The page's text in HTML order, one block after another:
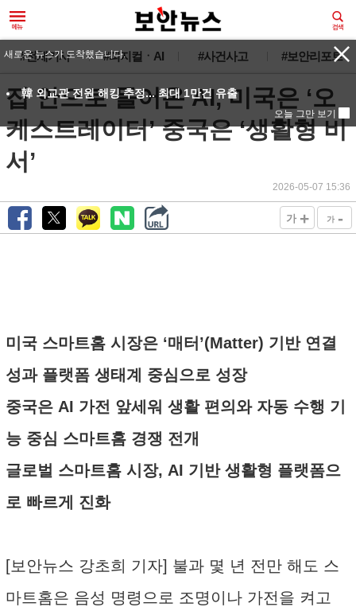
#전체기사 #피지컬ㆍAI #사건사고 #보안리포트
집 안으로 들어온 AI, 미국은 ‘오
케스트레이터’ 중국은 ‘생활형 비
서’
2026-05-07 15:36
가 + 가 -
미국 스마트홈 시장은 ‘매터’(Matter) 기반 연결
성과 플랫폼 생태계 중심으로 성장
중국은 AI 가전 앞세워 생활 편의와 자동 수행 기
능 중심 스마트홈 경쟁 전개
글로벌 스마트홈 시장, AI 기반 생활형 플랫폼으
로 빠르게 진화
[보안뉴스 강초희 기자] 불과 몇 년 전만 해도 스
마트홈은 음성 명령으로 조명이나 가전을 켜고
새로운 뉴스가 도착했습니다.
韓 외교관 전원 해킹 추정... 최대 1만건 유출
오늘 그만 보기